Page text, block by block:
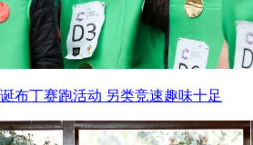
布丁赛跑活动 另类竞速趣味十足